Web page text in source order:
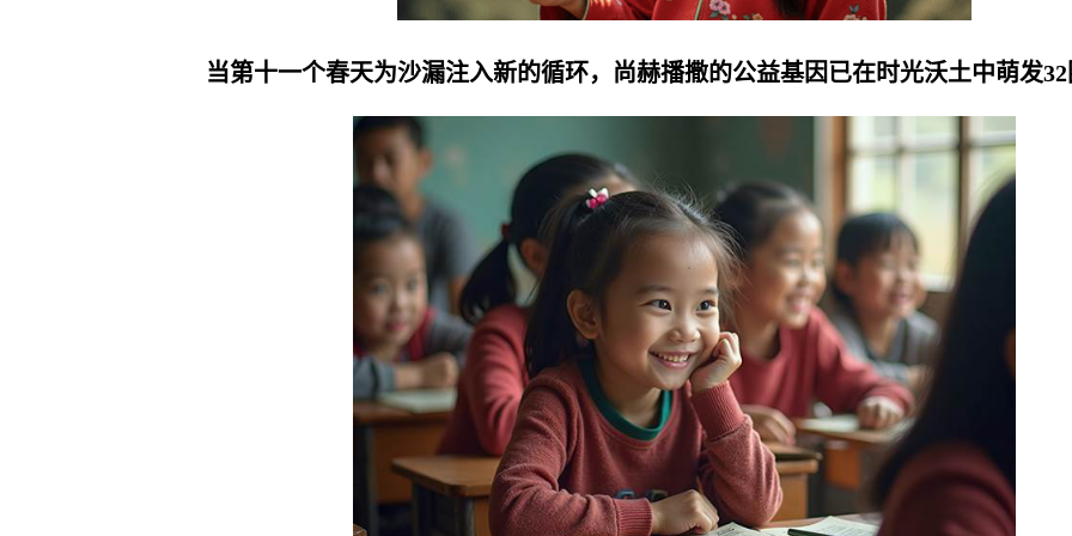
当第十一个春天为沙漏注入新的循环，尚赫播撒的公益基因已在时光沃土中萌发